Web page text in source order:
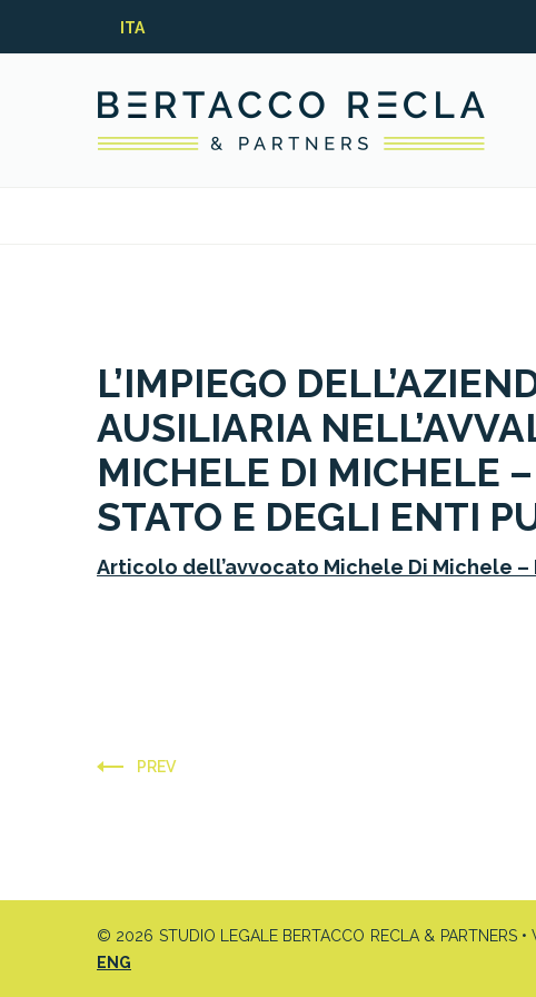
ITA
L’IMPIEGO
AUSILIARIA
MICHELE DI MICHELE
STATO E DEGLI ENTI
Articolo dell’avvocato Michele Di Michele
PREV
© 2026 STUDIO LEGALE BERTACCO RECLA & PARTNERS
ENG